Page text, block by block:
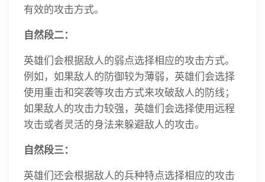
有效的攻击方式。
自然段二：
英雄们会根据敌人的弱点选择相应的攻击方式。
例如，如果敌人的防御较为薄弱，英雄们会选择
使用重击和突袭等攻击方式来攻破敌人的防线；
如果敌人的攻击力较强，英雄们会选择使用远程
攻击或者灵活的身法来躲避敌人的攻击。
自然段三：
英雄们还会根据敌人的兵种特点选择相应的攻击